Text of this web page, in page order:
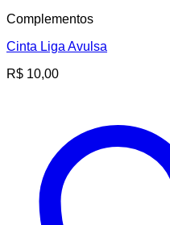
Complementos
Cinta Liga Avulsa
R$ 10,00